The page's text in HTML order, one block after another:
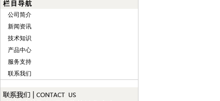
公司简介
新闻资讯
技术知识
产品中心
服务支持
联系我们